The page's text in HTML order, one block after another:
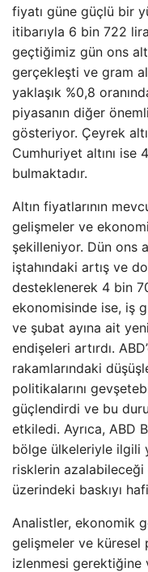
fiyatı güne güçlü bir
itibarıyla 6 bin 722
geçtiğimiz gün ons
gerçekleşti ve gram
yaklaşık %0,8
piyasanın diğer
gösteriyor. Çeyrek
Cumhuriyet altını ise
bulmaktadır.
Altın fiyatlarının
gelişmeler ve
şekilleniyor. Dün ons
iştahındaki artış ve
desteklenerek 4 bin
ekonomisinde ise, iş
ve şubat ayına ait
endişeleri artırdı.
rakamlarındaki
politikalarını
güçlendirdi ve bu
etkiledi. Ayrıca, ABD
bölge ülkeleriyle ilgili
risklerin
üzerindeki baskıyı
Analistler, ekonomik
gelişmeler ve
izlenmesi gerektiğine